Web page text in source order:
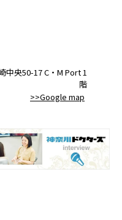
中央50-17 C・M Port 1
階
>>Google map